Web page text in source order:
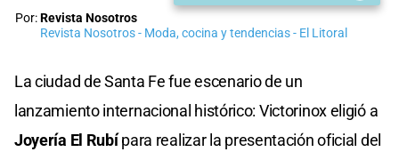
Por:Revista Nosotros
Revista Nosotros - Moda, cocina y tendencias - El Litoral
La ciudad de Santa Fe fue escenario de un
lanzamiento internacional histórico: Victorinox eligió a
Joyería El Rubípara realizar la presentación oficial del